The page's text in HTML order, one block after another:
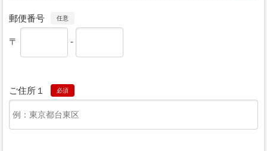
郵便番号 任意
〒 -
ご住所１ 必須